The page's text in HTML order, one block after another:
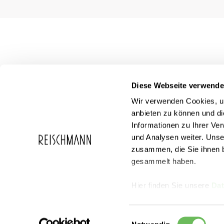
Diese Webseite
Wir verwenden Cookies,
anbieten zu können und
Informationen zu Ihrer
und Analysen weiter.
zusammen, die Sie ihnen
gesammelt haben.
Hier finden Sie unsere
Einwilligungsauswahl
Reischmann
Über
Events
Newsletter